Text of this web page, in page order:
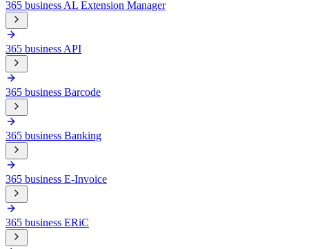
365 business AL Extension Manager
365 business API
365 business Barcode
365 business Banking
365 business E-Invoice
365 business ERiC